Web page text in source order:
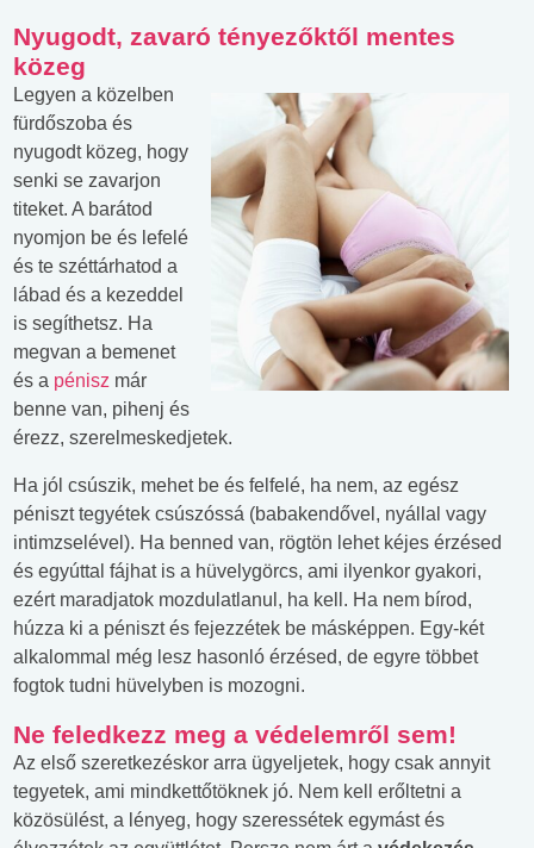
Nyugodt, zavaró tényezőktől mentes
közeg
Legyen a közelben
fürdőszoba és
nyugodt közeg, hogy
senki se zavarjon
titeket. A barátod
nyomjon be és lefelé
és te széttárhatod a
lábad és a kezeddel
is segíthetsz. Ha
megvan a bemenet
és a pénisz már
benne van, pihenj és
érezz, szerelmeskedjetek.
Ha jól csúszik, mehet be és felfelé, ha nem, az egész
péniszt tegyétek csúszóssá (babakendővel, nyállal vagy
intimzselével). Ha benned van, rögtön lehet kéjes érzésed
és egyúttal fájhat is a hüvelygörcs, ami ilyenkor gyakori,
ezért maradjatok mozdulatlanul, ha kell. Ha nem bírod,
húzza ki a péniszt és fejezzétek be másképpen. Egy-két
alkalommal még lesz hasonló érzésed, de egyre többet
fogtok tudni hüvelyben is mozogni.
Ne feledkezz meg a védelemről sem!
Az első szeretkezéskor arra ügyeljetek, hogy csak annyit
tegyetek, ami mindkettőtöknek jó. Nem kell erőltetni a
közösülést, a lényeg, hogy szeressétek egymást és